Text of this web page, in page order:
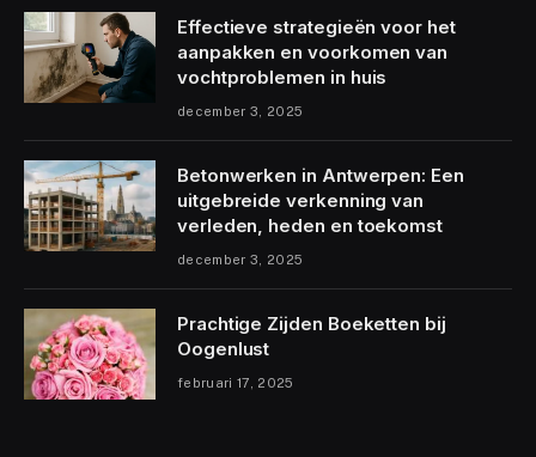
Effectieve strategieën voor het
aanpakken en voorkomen van
vochtproblemen in huis
december 3, 2025
Betonwerken in Antwerpen: Een
uitgebreide verkenning van
verleden, heden en toekomst
december 3, 2025
Prachtige Zijden Boeketten bij
Oogenlust
februari 17, 2025